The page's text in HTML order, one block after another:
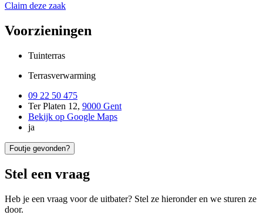
Claim deze zaak
Voorzieningen
Tuinterras
Terrasverwarming
09 22 50 475
Ter Platen 12, 9000 Gent
Bekijk op Google Maps
ja
Foutje gevonden?
Stel een vraag
Heb je een vraag voor de uitbater? Stel ze hieronder en we sturen ze
door.